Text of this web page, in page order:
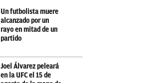
Un futbolista muere
alcanzado por un
rayo en mitad de un
partido
Joel Álvarez peleará
en la UFC el 15 de